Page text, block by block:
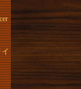
イ